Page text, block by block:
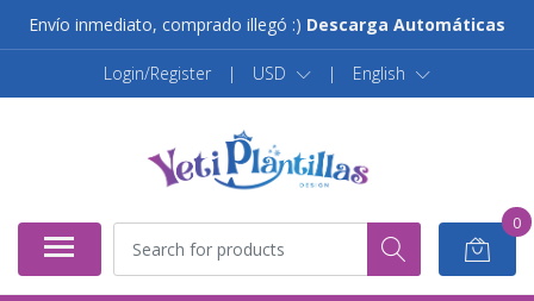
Envío inmediato, comprado illegó :) Descarga Automáticas
Login/Register | USD | English
0